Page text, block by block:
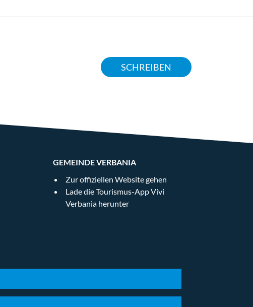
SCHREIBEN
GEMEINDE VERBANIA
Zur offiziellen Website gehen
Lade die Tourismus-App Vivi
Verbania herunter